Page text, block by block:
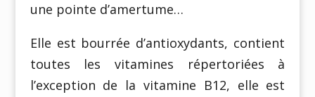
une pointe d’amertume…
Elle est bourrée d’antioxydants, contient
toutes les vitamines répertoriées à
l’exception de la vitamine B12, elle est